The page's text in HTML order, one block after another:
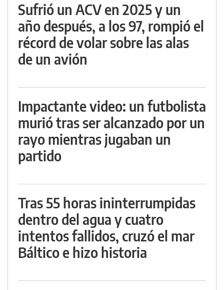
Sufrió un ACV en 2025 y un
año después, a los 97, rompió el
récord de volar sobre las alas
de un avión
Impactante video: un futbolista
murió tras ser alcanzado por un
rayo mientras jugaban un
partido
Tras 55 horas ininterrumpidas
dentro del agua y cuatro
intentos fallidos, cruzó el mar
Báltico e hizo historia